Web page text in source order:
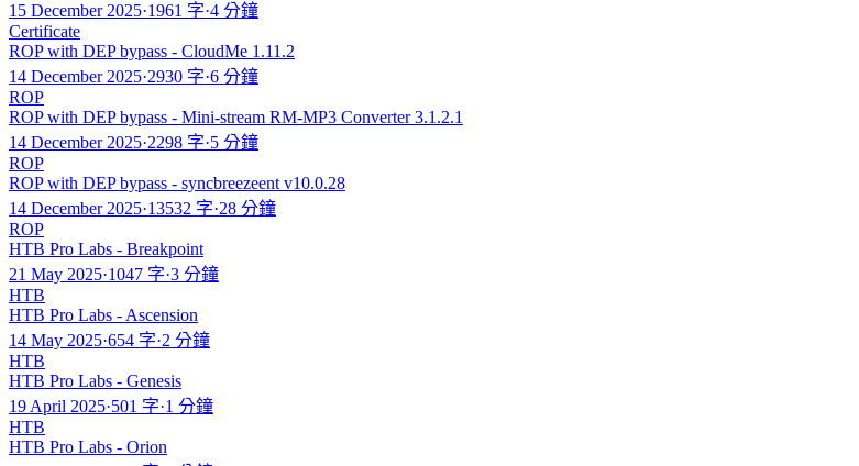
15 December 2025·1961 字·4 分鐘
Certificate
ROP with DEP bypass - CloudMe 1.11.2
14 December 2025·2930 字·6 分鐘
ROP
ROP with DEP bypass - Mini-stream RM-MP3 Converter 3.1.2.1
14 December 2025·2298 字·5 分鐘
ROP
ROP with DEP bypass - syncbreezeent v10.0.28
14 December 2025·13532 字·28 分鐘
ROP
HTB Pro Labs - Breakpoint
21 May 2025·1047 字·3 分鐘
HTB
HTB Pro Labs - Ascension
14 May 2025·654 字·2 分鐘
HTB
HTB Pro Labs - Genesis
19 April 2025·501 字·1 分鐘
HTB
HTB Pro Labs - Orion